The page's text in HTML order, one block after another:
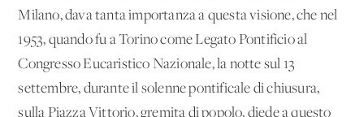
Milano, dava tanta importanza a questa visione, che nel
1953, quando fu a Torino come Legato Pontificio al
Congresso Eucaristico Nazionale, la notte sul 13
settembre, durante il solenne pontificale di chiusura,
sulla Piazza Vittorio, gremita di popolo, diede a questo